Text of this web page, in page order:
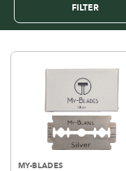
FILTER
MY-BLADES